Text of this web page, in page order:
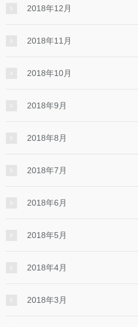
2018年12月
2018年11月
2018年10月
2018年9月
2018年8月
2018年7月
2018年6月
2018年5月
2018年4月
2018年3月